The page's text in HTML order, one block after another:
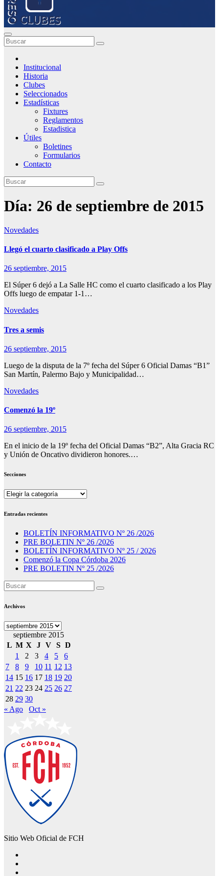
Institucional
Historia
Clubes
Seleccionados
Estadísticas
Fixtures
Reglamentos
Estadistica
Útiles
Boletines
Formularios
Contacto
Día: 26 de septiembre de 2015
Novedades
Llegó el cuarto clasificado a Play Offs
26 septiembre, 2015
El Súper 6 dejó a La Salle HC como el cuarto clasificado a los Play
Offs luego de empatar 1-1…
Novedades
Tres a semis
26 septiembre, 2015
Luego de la disputa de la 7º fecha del Súper 6 Oficial Damas “B1”
San Martín, Palermo Bajo y Municipalidad…
Novedades
Comenzó la 19º
26 septiembre, 2015
En el inicio de la 19º fecha del Oficial Damas “B2”, Alta Gracia RC
y Unión de Oncativo dividieron honores.…
Secciones
Secciones
Entradas recientes
BOLETÍN INFORMATIVO Nº 26 /2026
PRE BOLETIN Nº 26 /2026
BOLETÍN INFORMATIVO Nº 25 / 2026
Comenzó la Copa Córdoba 2026
PRE BOLETIN Nº 25 /2026
Archivos
Archivos
septiembre 2015
L M X J V S D
1
2 3 4 5
6
7
8 9 10 11 12 13
14 15 16 17 18 19 20
21 22 23 24 25 26 27
28 29 30
« Ago
Oct »
Sitio Web Oficial de FCH